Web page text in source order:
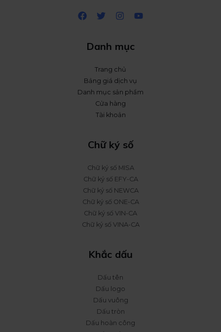
Danh mục
Trang chủ
Bảng giá dịch vụ
Danh mục sản phẩm
Cửa hàng
Tài khoản
Chữ ký số
Chữ ký số MISA
Chữ ký số EFY-CA
Chữ ký số NEWCA
Chữ ký số ONE-CA
Chữ ký số VIN-CA
Chữ ký số VINA-CA
Khắc dấu
Dấu tên
Dấu logo
Dấu vuông
Dấu tròn
Dấu hoàn công